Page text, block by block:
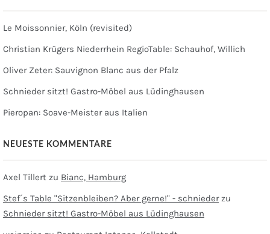
Le Moissonnier, Köln (revisited)
Christian Krügers Niederrhein RegioTable: Schauhof, Willich
Oliver Zeter: Sauvignon Blanc aus der Pfalz
Schnieder sitzt! Gastro-Möbel aus Lüdinghausen
Pieropan: Soave-Meister aus Italien
NEUESTE KOMMENTARE
Axel Tillert zu Bianc, Hamburg
Stef´s Table "Sitzenbleiben? Aber gerne!" - schniederzu
Schnieder sitzt! Gastro-Möbel aus Lüdinghausen